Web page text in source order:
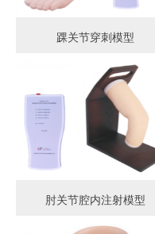
踝关节穿刺模型
肘关节腔内注射模型